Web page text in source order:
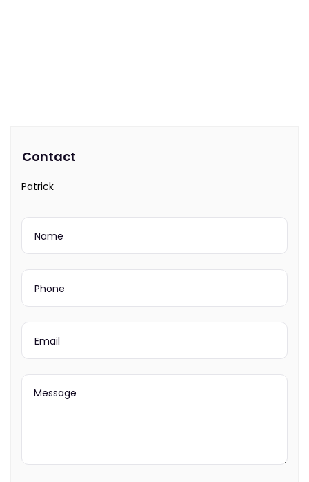
Contact
Patrick